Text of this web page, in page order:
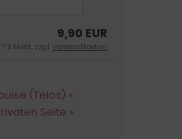
9,90 EUR
% MwSt. zzgl.Versandkosten
(Telos) »
Seite »